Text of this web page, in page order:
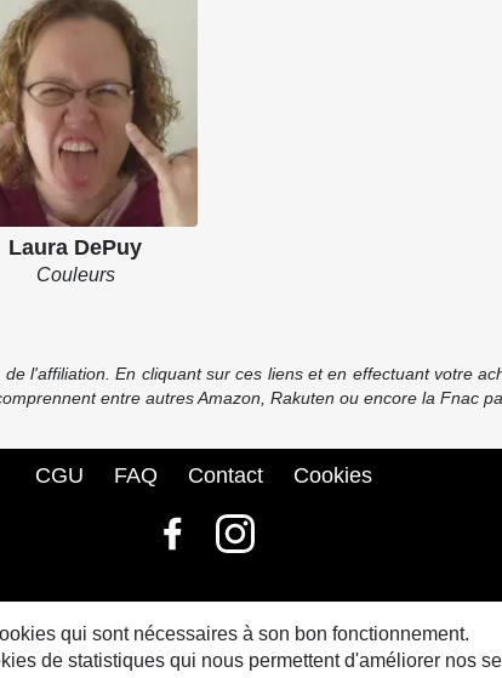
Laura DePuy
Couleurs
l'affiliation. En cliquant sur ces liens et en effectuant votre
entre autres Amazon, Rakuten ou encore la Fnac
CGU FAQ Contact Cookies
© bdbase.fr 2026
qui sont nécessaires à son bon fonctionnement.
de statistiques qui nous permettent d'améliorer nos